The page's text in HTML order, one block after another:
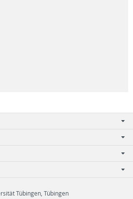
Tübingen, Tübingen